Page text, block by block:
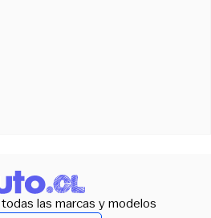
las marcas y modelos